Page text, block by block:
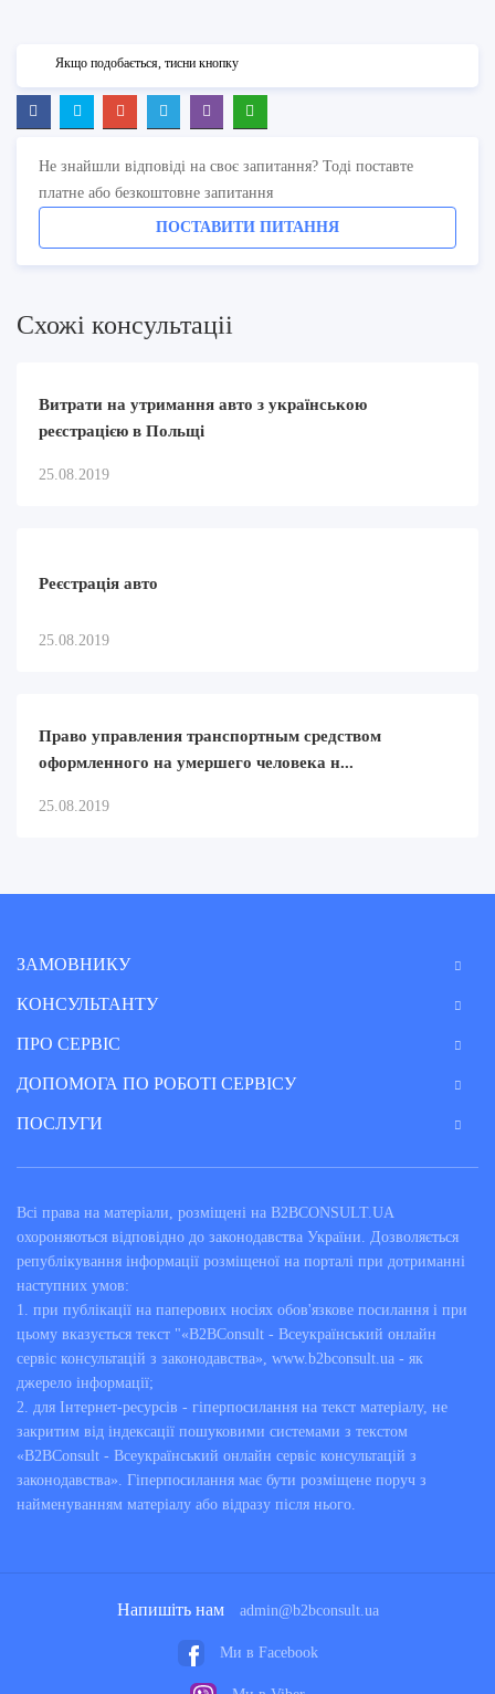
Якщо подобається, тисни кнопку
Не знайшли відповіді на своє запитання? Тоді поставте
платне або безкоштовне запитання
ПОСТАВИТИ ПИТАННЯ
Схожi консультацii
Витрати на утримання авто з українською
реєстрацією в Польщі
25.08.2019
Реєстрація авто
25.08.2019
Право управления транспортным средством
оформленного на умершего человека н...
25.08.2019
ЗАМОВНИКУ
КОНСУЛЬТАНТУ
ПРО СЕРВІС
ДОПОМОГА ПО РОБОТІ СЕРВІСУ
ПОСЛУГИ
Всі права на матеріали, розміщені на B2BCONSULT.UA
охороняються відповідно до законодавства України. Дозволяється
републікування інформації розміщеної на порталі при дотриманні
наступних умов:
1. при публікації на паперових носіях обов'язкове посилання і при
цьому вказується текст "«B2BConsult - Всеукраїнський онлайн
сервіс консультацій з законодавства», www.b2bconsult.ua - як
джерело інформації;
2. для Інтернет-ресурсів - гіперпосилання на текст матеріалу, не
закритим від індексації пошуковими системами з текстом
«B2BConsult - Всеукраїнський онлайн сервіс консультацій з
законодавства». Гіперпосилання має бути розміщене поруч з
найменуванням матеріалу або відразу після нього.
Напишіть нам admin@b2bconsult.ua
Ми в Facebook